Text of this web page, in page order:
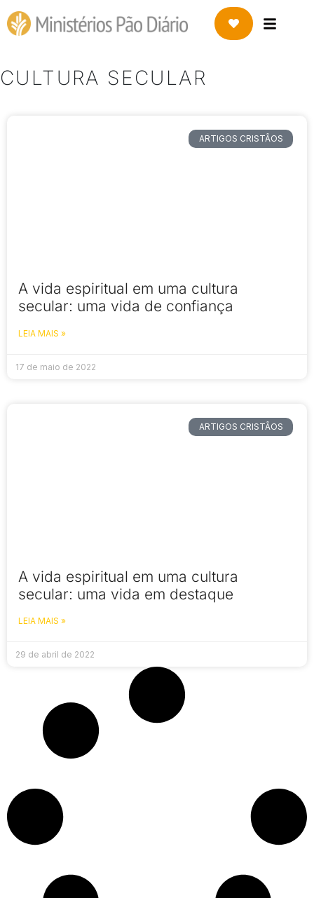
CULTURA SECULAR
ARTIGOS CRISTÃOS
A vida espiritual em uma cultura
secular: uma vida de confiança
LEIA MAIS »
17 de maio de 2022
ARTIGOS CRISTÃOS
A vida espiritual em uma cultura
secular: uma vida em destaque
LEIA MAIS »
29 de abril de 2022